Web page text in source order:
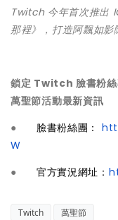
Twitch 今年首次推出
那裡》，打造阿飄如影
鎖定 Twitch 臉書粉
萬聖節活動最新資訊
● 臉書粉絲團：
W
● 官方實況網址：
Twitch 萬聖節